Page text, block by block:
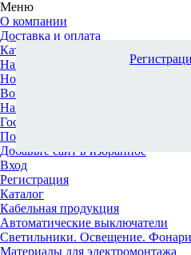
Меню
О компании
Доставка и оплата
Каталог
Наши офисы
Новости и новинки
Вопрос-ответ
Наша команда
Гос. заказчикам
Поставщикам
Добавьте сайт в избранное
Вход
Регистрация
Каталог
Кабельная продукция
Автоматические выключатели
Светильники. Освещение. Фонари
Материалы для электромонтажа